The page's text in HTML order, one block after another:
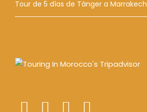
Tour de 5 días de Tánger a Marrakech